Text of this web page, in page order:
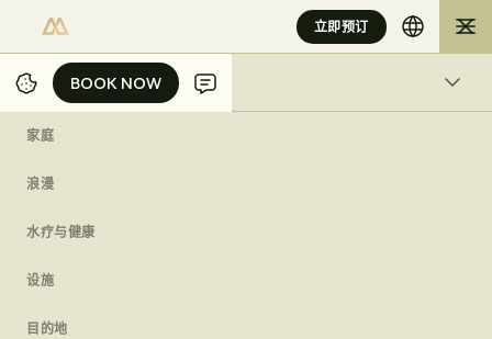
BOOK NOW
BOOK NOW
活动
家庭
浪漫
水疗与健康
设施
目的地
立即预订
家/BALI HOTELS
巴